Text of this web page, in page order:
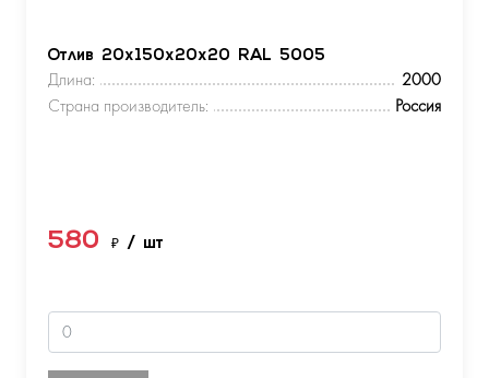
Отлив 20х150х20х20 RAL 5005
Длина:
2000
Страна производитель:
Россия
580 ₽ / шт